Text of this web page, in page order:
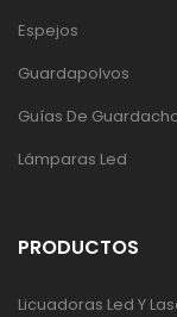
Espejos
Guardapolvos
Guías De
Lámparas Led
PRODUCTOS
Licuadoras Led Y